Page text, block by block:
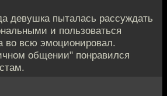
девушка пыталась рассуждать
и пользоваться
во всю эмоционировал.
общении" понравился